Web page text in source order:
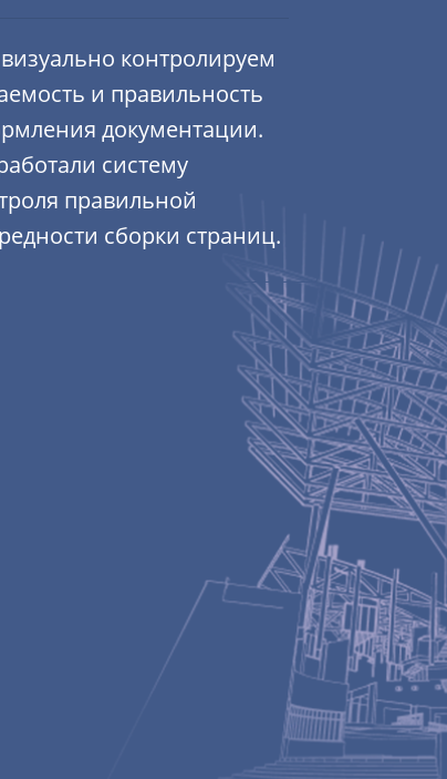
контролируем
и правильность
документации.
систему
правильной
сборки страниц.